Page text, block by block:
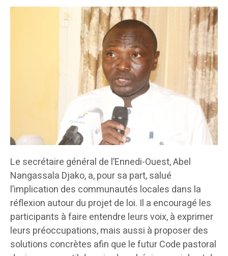
Le secrétaire général de l’Ennedi-Ouest, Abel
Nangassala Djako, a, pour sa part, salué
l’implication des communautés locales dans la
réflexion autour du projet de loi. Il a encouragé les
participants à faire entendre leurs voix, à exprimer
leurs préoccupations, mais aussi à proposer des
solutions concrètes afin que le futur Code pastoral